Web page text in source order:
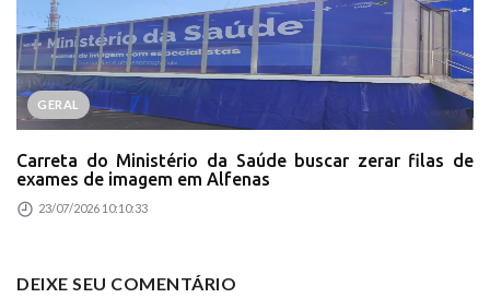
GERAL
Carreta do Ministério da Saúde buscar zerar filas de
exames de imagem em Alfenas
23/07/2026 10:10:33
DEIXE SEU COMENTÁRIO